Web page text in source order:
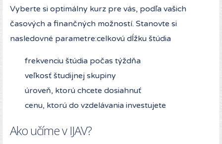
Vyberte si optimálny kurz pre vás, podľa vašich
časových a finančných možností. Stanovte si
nasledovné parametre:celkovú dĺžku štúdia
frekvenciu štúdia počas týždňa
veľkosť študijnej skupiny
úroveň, ktorú chcete dosiahnuť
cenu, ktorú do vzdelávania investujete
Ako učíme v IJAV?